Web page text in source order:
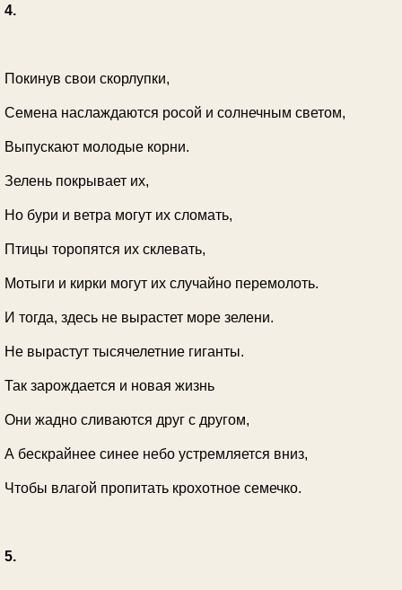
4.
Покинув свои скорлупки,
Семена наслаждаются росой и солнечным светом,
Выпускают молодые корни.
Зелень покрывает их,
Но бури и ветра могут их сломать,
Птицы торопятся их склевать,
Мотыги и кирки могут их случайно перемолоть.
И тогда, здесь не вырастет море зелени.
Не вырастут тысячелетние гиганты.
Так зарождается и новая жизнь
Они жадно сливаются друг с другом,
А бескрайнее синее небо устремляется вниз,
Чтобы влагой пропитать крохотное семечко.
5.